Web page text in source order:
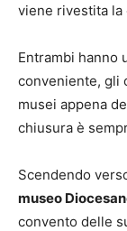
viene rivestita la
Entrambi hanno
conveniente, gli
musei appena
chiusura è
Scendendo
museo
convento delle